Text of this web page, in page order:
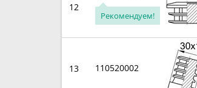
12
Рекомендуем!
13 110520002